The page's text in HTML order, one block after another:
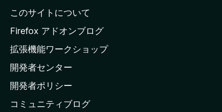
l
a
ホ
ー
ム
ー
このサイトについて
Firefox アドオンブログ
拡張機能ワークショップ
開発者センター
開発者ポリシー
コミュニティブログ